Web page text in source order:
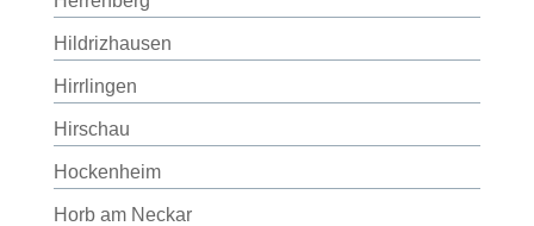
Hildrizhausen
Hirrlingen
Hirschau
Hockenheim
Horb am Neckar